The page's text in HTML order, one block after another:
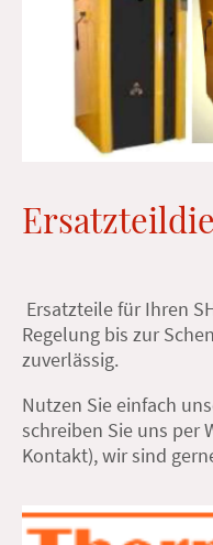
Ersatzteile für Ihren
Regelung bis zur
zuverlässig.
Nutzen Sie einfach
schreiben Sie uns per
Kontakt), wir sind